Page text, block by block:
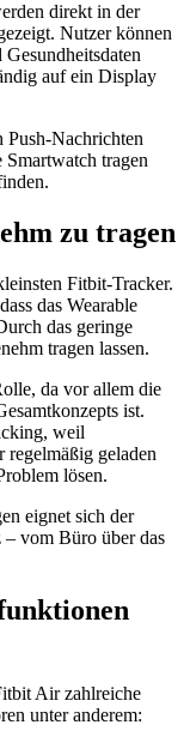
direkt in der
Nutzer können
auf ein Display
Push-Nachrichten
Smartwatch tragen
zu tragen
Fitbit-Tracker.
das Wearable
das geringe
tragen lassen.
da vor allem die
ist.
weil
regelmäßig geladen
lösen.
eignet sich der
– vom Büro über das
Air zahlreiche
unter anderem: